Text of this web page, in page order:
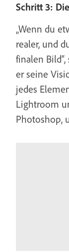
Schritt 3:
„Wenn du
realer, und
finalen
er seine
jedes
Lightroom
Photoshop,